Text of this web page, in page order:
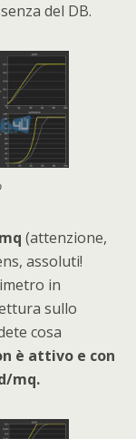
del DB.
(attenzione,
assoluti!
in
sullo
cosa
è attivo e con
mq.